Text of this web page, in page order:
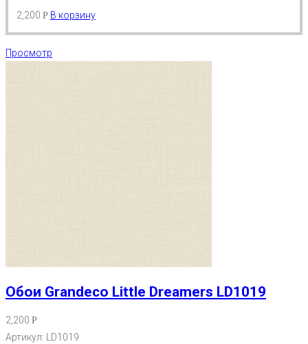
2,200 Р В корзину
Просмотр
Обои Grandeco Little Dreamers LD1019
2,200 Р
Артикул: LD1019